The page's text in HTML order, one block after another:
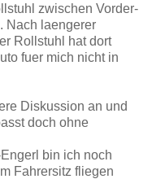
zwischen Vorder-
Nach laengerer
Rollstuhl hat dort
fuer mich nicht in
Diskussion an und
doch ohne
bin ich noch
Fahrersitz fliegen